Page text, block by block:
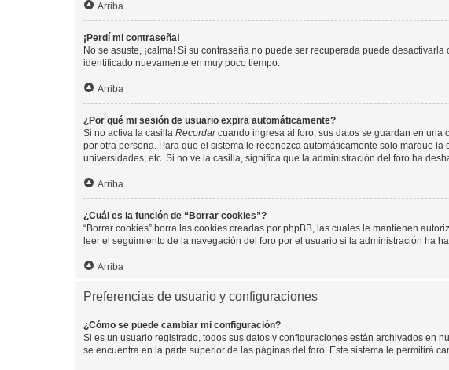
Arriba
¡Perdí mi contraseña!
No se asuste, ¡calma! Si su contraseña no puede ser recuperada puede
identificado nuevamente en muy poco tiempo.
Arriba
¿Por qué mi sesión de usuario expira automáticamente?
Si no activa la casilla Recordarcuando ingresa al foro, sus datos se guardan en una
por otra persona. Para que el sistema le reconozca automáticamente solo marque
universidades, etc. Si no ve la casilla, significa que la administración del foro ha
Arriba
¿Cuál es la función de “Borrar cookies”?
“Borrar cookies” borra las cookies creadas por phpBB, las cuales le mantienen
leer el seguimiento de la navegación del foro por el usuario si la administración ha
Arriba
Preferencias de usuario y configuraciones
¿Cómo se puede cambiar mi configuración?
Si es un usuario registrado, todos sus datos y configuraciones están archivados en
se encuentra en la parte superior de las páginas del foro. Este sistema le permitirá